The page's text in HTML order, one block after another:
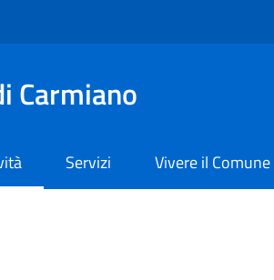
Carmiano
Servizi Vivere il Comune